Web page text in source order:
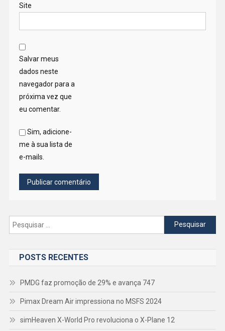
Site
Salvar meus
dados neste
navegador para a
próxima vez que
eu comentar.
Sim, adicione-
me à sua lista de
e-mails.
Pesquisar
por:
POSTS RECENTES
PMDG faz promoção de 29% e avança 747
Pimax Dream Air impressiona no MSFS 2024
simHeaven X-World Pro revoluciona o X-Plane 12